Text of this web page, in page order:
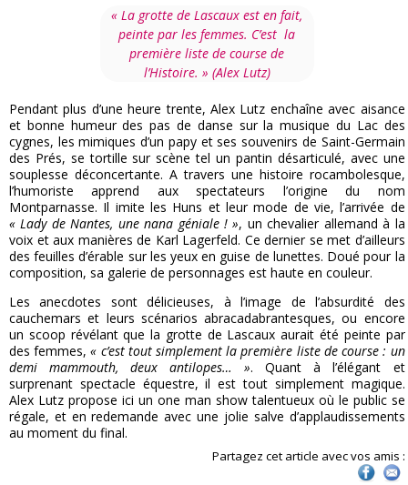
« La grotte de Lascaux est en fait,
peinte par les femmes. C’est la
première liste de course de
l’Histoire. » (Alex Lutz)
Pendant plus d’une heure trente, Alex Lutz enchaîne avec aisance
et bonne humeur des pas de danse sur la musique du Lac des
cygnes, les mimiques d’un papy et ses souvenirs de Saint-Germain
des Prés, se tortille sur scène tel un pantin désarticulé, avec une
souplesse déconcertante. A travers une histoire rocambolesque,
l’humoriste apprend aux spectateurs l’origine du nom
Montparnasse. Il imite les Huns et leur mode de vie, l’arrivée de
« Lady de Nantes, une nana géniale ! », un chevalier allemand à la
voix et aux manières de Karl Lagerfeld. Ce dernier se met d’ailleurs
des feuilles d’érable sur les yeux en guise de lunettes. Doué pour la
composition, sa galerie de personnages est haute en couleur.
Les anecdotes sont délicieuses, à l’image de l’absurdité des
cauchemars et leurs scénarios abracadabrantesques, ou encore
un scoop révélant que la grotte de Lascaux aurait été peinte par
des femmes,« c’est tout simplement la première liste de course : un
demi mammouth, deux antilopes… ». Quant à l’élégant et
surprenant spectacle équestre, il est tout simplement magique.
Alex Lutz propose ici un one man show talentueux où le public se
régale, et en redemande avec une jolie salve d’applaudissements
au moment du final.
Partagez cet article avec vos amis :